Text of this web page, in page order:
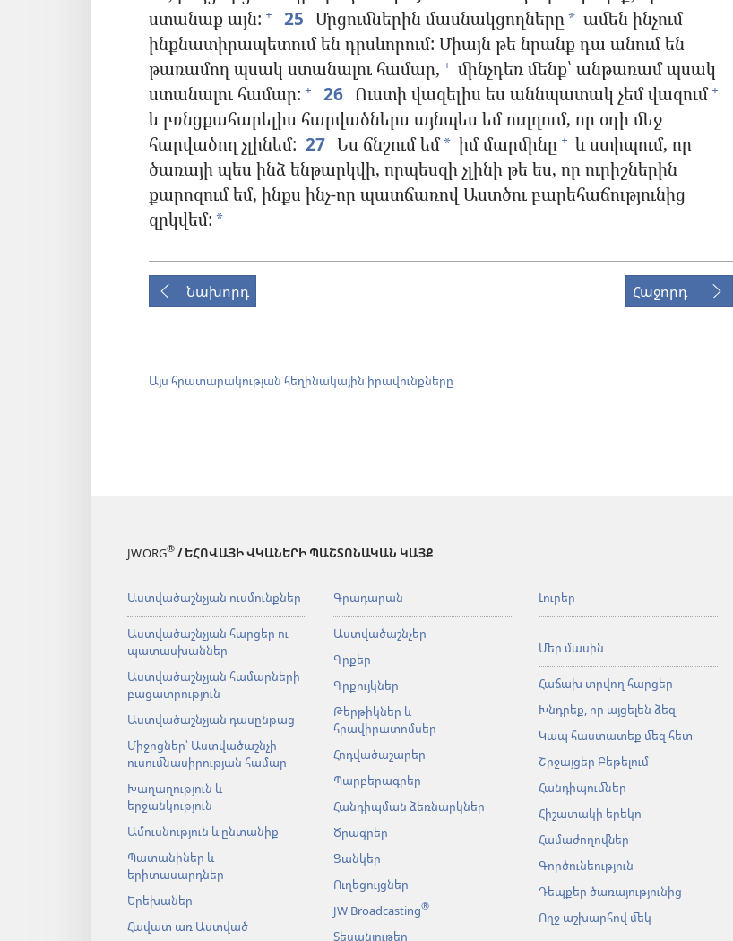
ստանաք այն: + 25 Մրցումներին մասնակցողները* ամեն ինչում
ինքնատիրապետում են դրսևորում: Միայն թե նրանք դա անում են
թառամող պսակ ստանալու համար, + մինչդեռ մենք՝ անթառամ պսակ
ստանալու համար: + 26 Ուստի վազելիս ես աննպատակ չեմ վազում +
և բռնցքահարելիս հարվածներս այնպես եմ ուղղում, որ օդի մեջ
հարվածող չլինեմ: 27 Ես ճնշում եմ* իմ մարմինը + և ստիպում, որ
ծառայի պես ինձ ենթարկվի, որպեսզի չլինի թե ես, որ ուրիշներին
քարոզում եմ, ինքս ինչ-որ պատճառով Աստծու բարեհաճությունից
զրկվեմ: *
Նախորդ Հաջորդ
Այս հրատարակության հեղինակային իրավունքները
JW.ORG® / ԵՀՈՎԱՅԻ ՎԿԱՆԵՐԻ ՊԱՇՏՈՆԱԿԱՆ ԿԱՅՔ
Աստվածաշնչյան ուսմունքներ
Աստվածաշնչյան հարցեր ու
պատասխաններ
Աստվածաշնչյան համարների
բացատրություն
Աստվածաշնչյան դասընթաց
Միջոցներ՝ Աստվածաշնչի
ուսումնասիրության համար
Խաղաղություն և
երջանկություն
Ամուսնություն և ընտանիք
Պատանիներ և
երիտասարդներ
Երեխաներ
Հավատ առ Աստված
Գրադարան
Աստվածաշնչեր
Գրքեր
Գրքույկներ
Թերթիկներ և
հրավիրատոմսեր
Հոդվածաշարեր
Պարբերագրեր
Հանդիպման ձեռնարկներ
Ծրագրեր
Ցանկեր
Ուղեցույցներ
JW Broadcasting®
Տեսանյութեր
Լուրեր
Մեր մասին
Հաճախ տրվող հարցեր
Խնդրեք, որ այցելեն ձեզ
Կապ հաստատեք մեզ հետ
Շրջայցեր Բեթելում
Հանդիպումներ
Հիշատակի երեկո
Համաժողովներ
Գործունեություն
Դեպքեր ծառայությունից
Ողջ աշխարհով մեկ